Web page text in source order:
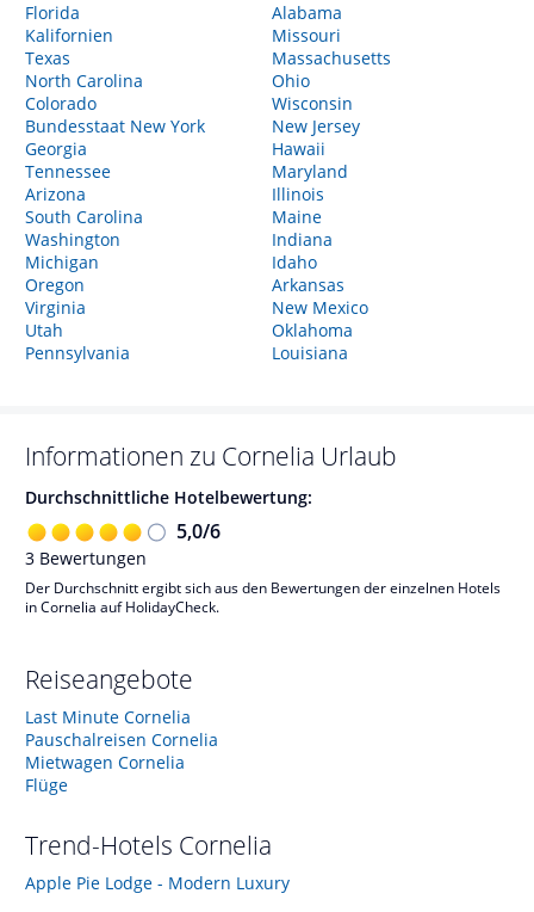
Florida
Kalifornien
Texas
North Carolina
Colorado
Bundesstaat New York
Georgia
Tennessee
Arizona
South Carolina
Washington
Michigan
Oregon
Virginia
Utah
Pennsylvania
Alabama
Missouri
Massachusetts
Ohio
Wisconsin
New Jersey
Hawaii
Maryland
Illinois
Maine
Indiana
Idaho
Arkansas
New Mexico
Oklahoma
Louisiana
Informationen zu Cornelia Urlaub
Durchschnittliche Hotelbewertung:
5,0/6
3 Bewertungen
Der Durchschnitt ergibt sich aus den Bewertungen der einzelnen Hotels
in Cornelia auf HolidayCheck.
Reiseangebote
Last Minute Cornelia
Pauschalreisen Cornelia
Mietwagen Cornelia
Flüge
Trend-Hotels Cornelia
Apple Pie Lodge - Modern Luxury